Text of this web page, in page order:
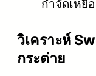
กำจัดเหยื่
วิเคราะห์
กระต่าย